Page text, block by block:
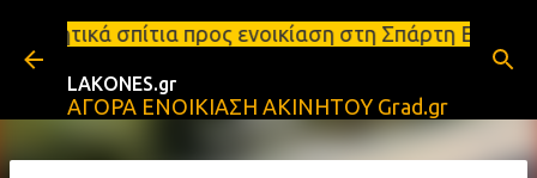
Μετάβαση στο κύριο περιεχόμενο
προς ενοικίαση στη Σπάρτη Ενοικιάσεις
LAKONES.gr
ΑΓΟΡΑ ΕΝΟΙΚΙΑΣΗ ΑΚΙΝΗΤΟΥ Grad.gr